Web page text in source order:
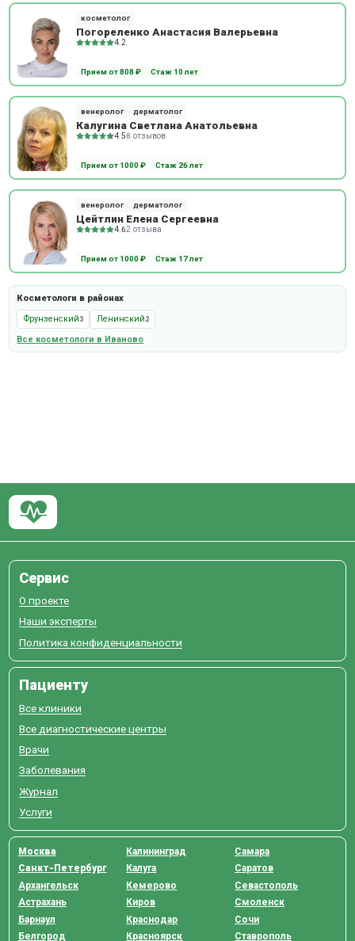
косметолог
Погореленко Анастасия Валерьевна
4.2
Прием от 808 ₽ Стаж 10 лет
венеролог дерматолог
Калугина Светлана Анатольевна
4.58 отзывов
Прием от 1000 ₽ Стаж 26 лет
венеролог дерматолог
Цейтлин Елена Сергеевна
4.62 отзыва
Прием от 1000 ₽ Стаж 17 лет
Косметологи в районах
Фрунзенский3 Ленинский 2
Все косметологи в Иваново
Сервис
О проекте
Наши эксперты
Политика конфиденциальности
Пациенту
Все клиники
Все диагностические центры
Врачи
Заболевания
Журнал
Услуги
Москва
Санкт-Петербург
Архангельск
Астрахань
Барнаул
Белгород
Калининград
Калуга
Кемерово
Киров
Краснодар
Красноярск
Самара
Саратов
Севастополь
Смоленск
Сочи
Ставрополь